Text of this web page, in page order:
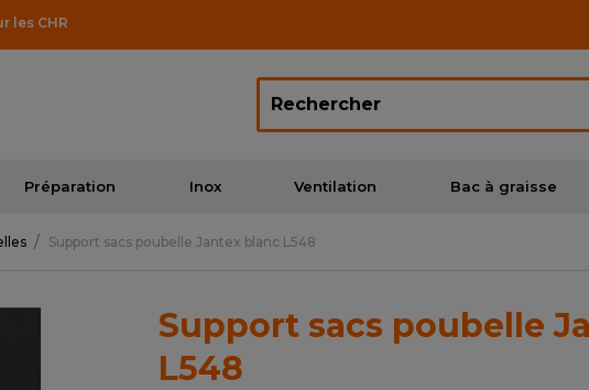
les CHR
Préparation Inox Ventilation Bac à graisse
Support sacs poubelle Jantex blanc L548
Support sacs poubelle
L548